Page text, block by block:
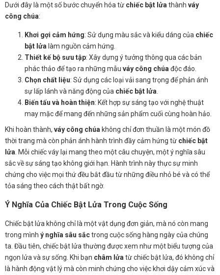
Dưới đây là một số bước chuyển hóa từ chiếc bật lửa thành váy
công chúa:
Khơi gợi cảm hứng: Sử dụng màu sắc và kiểu dáng của chiếc
bật lửa làm nguồn cảm hứng.
Thiết kế bộ sưu tập: Xây dựng ý tưởng thông qua các bản
phác thảo để tạo ra những mẫu váy công chúa độc đáo.
Chọn chất liệu: Sử dụng các loại vải sang trọng để phản ánh
sự lấp lánh và năng động của chiếc bật lửa
Biến tấu và hoàn thiện: Kết hợp sự sáng tạo với nghệ thuật
may mặc để mang đến những sản phẩm cuối cùng hoàn hảo.
Khi hoàn thành, váy công chúa không chỉ đơn thuần là một món đồ
thời trang mà còn phản ánh hành trình đầy cảm hứng từ chiếc bật
lửa . Mỗi chiếc váy lại mang theo một câu chuyện, một ý nghĩa sâu
sắc về sự sáng tạo không giới hạn. Hành trình này thực sự minh
chứng cho việc mọi thứ đều bắt đầu từ những điều nhỏ bé và có thể
tỏa sáng theo cách thật bất ngờ.
Ý Nghĩa Của Chiếc Bật Lửa Trong Cuộc Sống
Chiếc bật lửa không chỉ là một vật dụng đơn giản, mà nó còn mang
trong mình ý nghĩa sâu sắctrong cuộc sống hàng ngày của chúng
ta. Đầu tiên, chiếc bật lửa thường được xem như một biểu tượng của
ngọn lửa và sự sống. Khi bạn châm lửa từ chiếc bật lửa, đó không chỉ
là hành động vật lý mà còn minh chứng cho việc khơi dậy cảm xúc và